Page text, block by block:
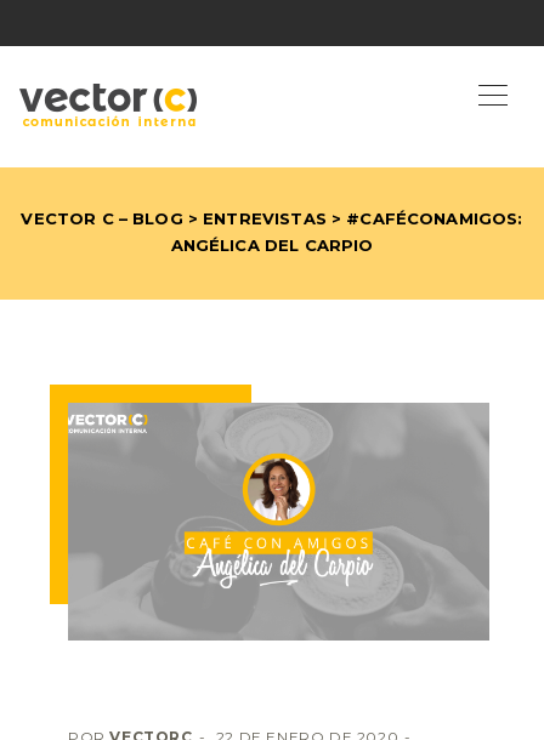
VECTOR C – BLOG > ENTREVISTAS > #CAFÉCONAMIGOS:
ANGÉLICA DEL CARPIO